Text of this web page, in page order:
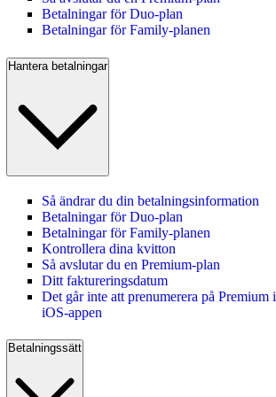
Betalningar för Duo-plan
Betalningar för Family-planen
Hantera betalningar
Så ändrar du din betalningsinformation
Betalningar för Duo-plan
Betalningar för Family-planen
Kontrollera dina kvitton
Så avslutar du en Premium‑plan
Ditt faktureringsdatum
Det går inte att prenumerera på Premium i
iOS-appen
Betalningssätt